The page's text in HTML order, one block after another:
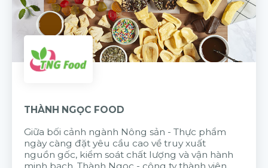
THÀNH NGỌC FOOD
Giữa bối cảnh ngành Nông sản - Thực phẩm
ngày càng đặt yêu cầu cao về truy xuất
nguồn gốc, kiểm soát chất lượng và vận hành